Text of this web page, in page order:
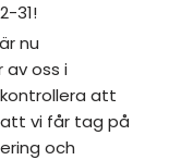
31!
nu
oss i
att
vi får tag på
och